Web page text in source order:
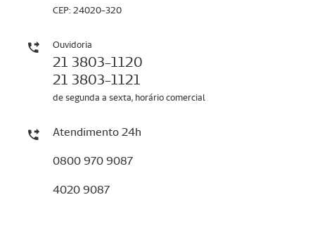
CEP: 24020-320
Ouvidoria
21 3803-1120
21 3803-1121
de segunda a sexta, horário comercial
Atendimento 24h
0800 970 9087
4020 9087